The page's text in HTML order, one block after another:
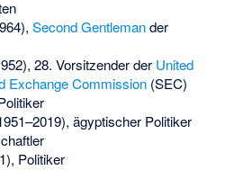
Second Gentlemander
28. Vorsitzender der United
Exchange Commission(SEC)
ägyptischer Politiker
Politiker